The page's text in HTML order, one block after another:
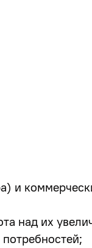
и
над их